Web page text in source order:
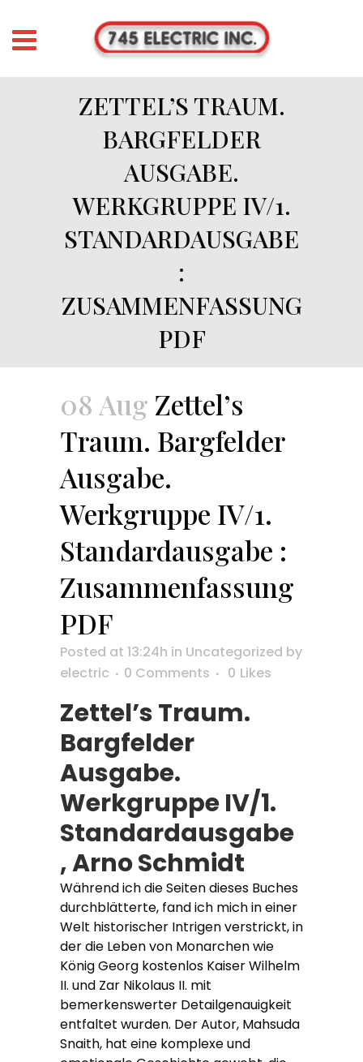
ZETTEL’S TRAUM.
BARGFELDER
AUSGABE.
WERKGRUPPE IV/1.
STANDARDAUSGABE
:
ZUSAMMENFASSUNG
PDF
08 Aug Zettel’s
Traum. Bargfelder
Ausgabe.
Werkgruppe IV/1.
Standardausgabe :
Zusammenfassung
PDF
Posted at 13:24h in Uncategorized by
electric
0 Comments 0 Likes
Zettel’s Traum.
Bargfelder
Ausgabe.
Werkgruppe IV/1.
Standardausgabe
, Arno Schmidt
Während ich die Seiten dieses Buches
durchblätterte, fand ich mich in einer
Welt historischer Intrigen verstrickt, in
der die Leben von Monarchen wie
König Georg kostenlos Kaiser Wilhelm
II. und Zar Nikolaus II. mit
bemerkenswerter Detailgenauigkeit
entfaltet wurden. Der Autor, Mahsuda
Snaith, hat eine komplexe und